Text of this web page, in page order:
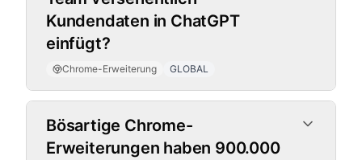
Kundendaten in ChatGPT
einfügt?
Chrome-Erweiterung GLOBAL
Bösartige Chrome-
Erweiterungen haben 900.000